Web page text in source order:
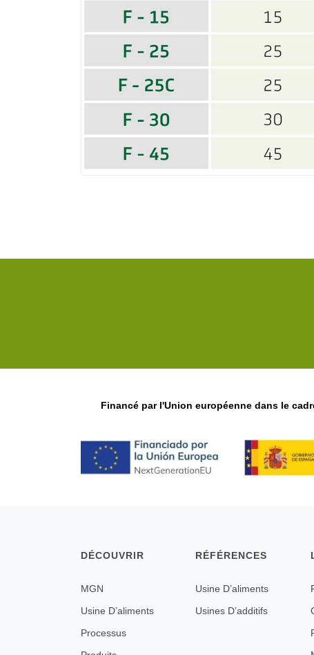
Financé par l'Union européenne dans le
DÉCOUVRIR
MGN
Usine D’aliments
Processus
RÉFÉRENCES
Usine D’aliments
Usines D’additifs